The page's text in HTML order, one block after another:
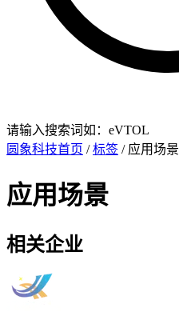
请输入搜索词如：eVTOL
圆象科技首页 /标签 / 应用场景
应用场景
相关企业